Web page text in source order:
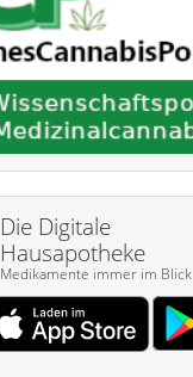
Die Digitale
Hausapotheke
Medikamente immer im Blick